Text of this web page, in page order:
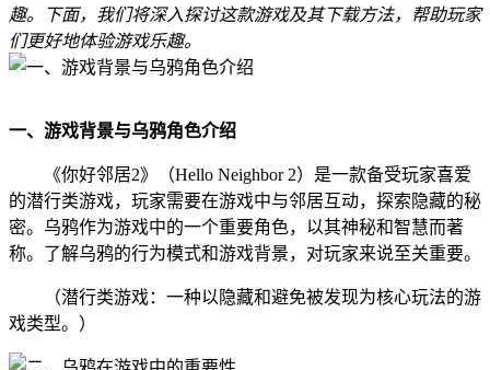
趣。下面，我们将深入探讨这款游戏及其下载方法，帮助玩家
们更好地体验游戏乐趣。
一、游戏背景与乌鸦角色介绍
《你好邻居2》（Hello Neighbor 2）是一款备受玩家喜爱
的潜行类游戏，玩家需要在游戏中与邻居互动，探索隐藏的秘
密。乌鸦作为游戏中的一个重要角色，以其神秘和智慧而著
称。了解乌鸦的行为模式和游戏背景，对玩家来说至关重要。
（潜行类游戏：一种以隐藏和避免被发现为核心玩法的游
戏类型。）